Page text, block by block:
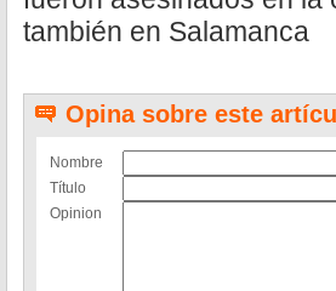
también en Salamanca
Opina sobre este
Nombre
Título
Opinion